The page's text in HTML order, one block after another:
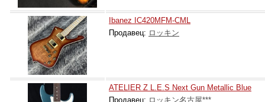
Ibanez IC420MFM-CML
Продавец: ロッキン
ATELIER Z L.E.S Next Gun Metallic Blue
Продавец: ロッキン名古屋***